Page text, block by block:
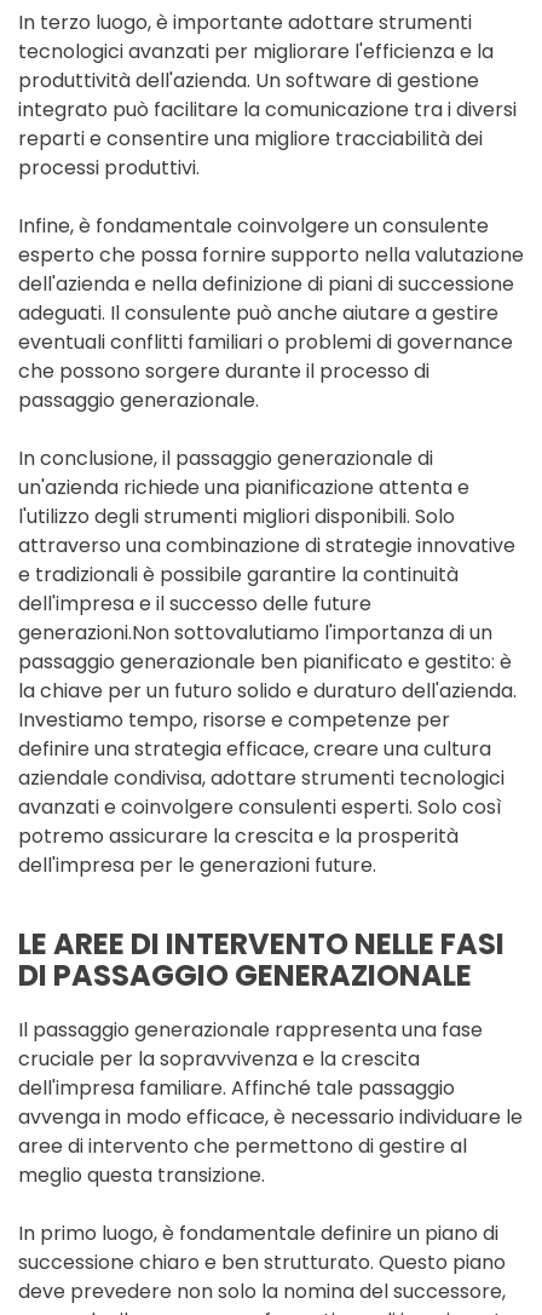
In terzo luogo, è importante adottare strumenti
tecnologici avanzati per migliorare l'efficienza e la
produttività dell'azienda. Un software di gestione
integrato può facilitare la comunicazione tra i diversi
reparti e consentire una migliore tracciabilità dei
processi produttivi.
Infine, è fondamentale coinvolgere un consulente
esperto che possa fornire supporto nella valutazione
dell'azienda e nella definizione di piani di successione
adeguati. Il consulente può anche aiutare a gestire
eventuali conflitti familiari o problemi di governance
che possono sorgere durante il processo di
passaggio generazionale.
In conclusione, il passaggio generazionale di
un'azienda richiede una pianificazione attenta e
l'utilizzo degli strumenti migliori disponibili. Solo
attraverso una combinazione di strategie innovative
e tradizionali è possibile garantire la continuità
dell'impresa e il successo delle future
generazioni.Non sottovalutiamo l'importanza di un
passaggio generazionale ben pianificato e gestito: è
la chiave per un futuro solido e duraturo dell'azienda.
Investiamo tempo, risorse e competenze per
definire una strategia efficace, creare una cultura
aziendale condivisa, adottare strumenti tecnologici
avanzati e coinvolgere consulenti esperti. Solo così
potremo assicurare la crescita e la prosperità
dell'impresa per le generazioni future.
LE AREE DI INTERVENTO NELLE FASI
DI PASSAGGIO GENERAZIONALE
Il passaggio generazionale rappresenta una fase
cruciale per la sopravvivenza e la crescita
dell'impresa familiare. Affinché tale passaggio
avvenga in modo efficace, è necessario individuare le
aree di intervento che permettono di gestire al
meglio questa transizione.
In primo luogo, è fondamentale definire un piano di
successione chiaro e ben strutturato. Questo piano
deve prevedere non solo la nomina del successore,